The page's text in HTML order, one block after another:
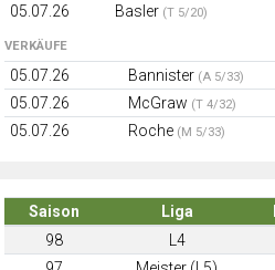
05.07.26
Basler (T 5/20)
VERKÄUFE
05.07.26 Bannister (A 5/33)
05.07.26
McGraw (T 4/32)
05.07.26
Roche (M 5/33)
Saison Liga
98
L4